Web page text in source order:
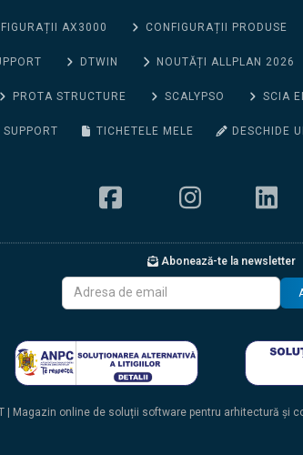
AX3000 CONFIGURAȚII PRODUSE
DTWIN NOUTĂȚI ALLPLAN 2026
PROTA STRUCTURE SCALYPSO SCIA
SUPPORT TICHETELE MELE DESCHIDE
Abonează-te la newsletter
| Magazin online de soluții software pentru arhitectură și